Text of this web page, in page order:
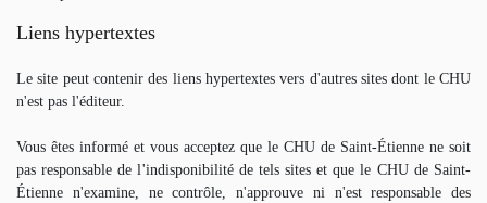
Liens hypertextes
Le site peut contenir des liens hypertextes vers d'autres sites dont le CHU
n'est pas l'éditeur.
Vous êtes informé et vous acceptez que le CHU de Saint-Étienne ne soit
pas responsable de l'indisponibilité de tels sites et que le CHU de Saint-
Étienne n'examine, ne contrôle, n'approuve ni n'est responsable des